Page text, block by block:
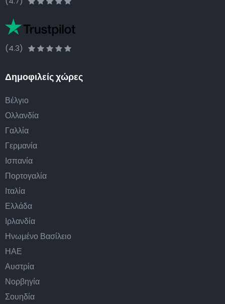
(4.3)
Δημοφιλείς χώρες
Βέλγιο
Ολλανδία
Γαλλία
Γερμανία
Ισπανία
Πορτογαλία
Ιταλία
Ελλάδα
Ιρλανδία
Ηνωμένο Βασίλειο
ΗΑΕ
Αυστρία
Νορβηγία
Σουηδία